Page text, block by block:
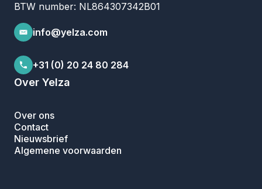
BTW number: NL864307342B01
info@yelza.com
+31 (0) 20 24 80 284
Over Yelza
Over ons
Contact
Nieuwsbrief
Algemene voorwaarden